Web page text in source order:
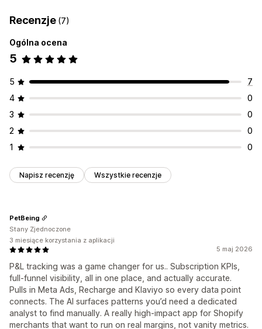
Recenzje (7)
Ogólna ocena
5
5
7
4
0
3
0
2
0
1
0
Napisz recenzję Wszystkie recenzje
5 maj 2026
P&L tracking was a game changer for us.. Subscription KPIs,
full-funnel visibility, all in one place, and actually accurate.
Pulls in Meta Ads, Recharge and Klaviyo so every data point
connects. The AI surfaces patterns you’d need a dedicated
analyst to find manually. A really high-impact app for Shopify
merchants that want to run on real margins, not vanity metrics.
PetBeing
Stany Zjednoczone
3 miesiące korzystania z aplikacji